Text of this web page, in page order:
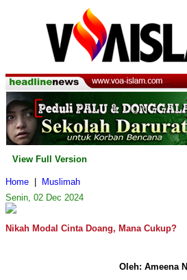
View Full Version
Home
Muslimah
Senin, 02 Dec 2024
Nikah Modal Cinta Doang, Mana Cukup?
Oleh: Ameena N